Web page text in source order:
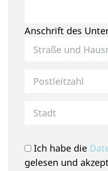
Anschrift des
Stadt des
Ich habe die
gelesen und